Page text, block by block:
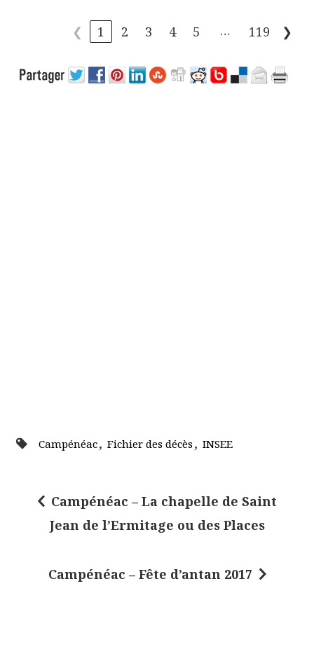
❮ 1 2 3 4 5 … 119 ❯
Campénéac, Fichier des décès , INSEE
Campénéac – La chapelle de Saint
Jean de l’Ermitage ou des Places
Campénéac – Fête d’antan 2017